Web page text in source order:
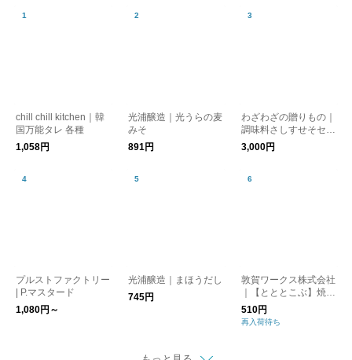
chill chill kitchen｜韓
国万能タレ 各種
1,058円
光浦醸造｜光うらの麦
みそ
891円
わざわざの贈りもの｜
調味料さしすせそセッ
ト【ギフト】
3,000円
プルストファクトリー
| P.マスタード
1,080円～
光浦醸造｜まほうだし
745円
敦賀ワークス株式会社
｜【とととこぶ】焼き
鯖節とアオサが香る浅
漬け塩（110g）
510円
再入荷待ち